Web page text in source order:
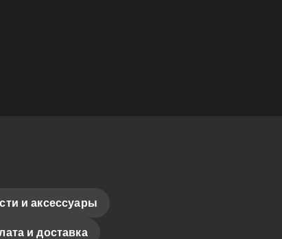
и аксессуары
и доставка